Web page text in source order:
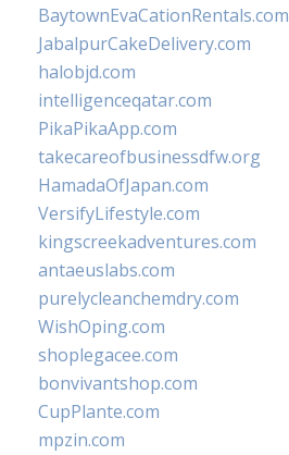
BaytownEvaCationRentals.com
JabalpurCakeDelivery.com
halobjd.com
intelligenceqatar.com
PikaPikaApp.com
takecareofbusinessdfw.org
HamadaOfJapan.com
VersifyLifestyle.com
kingscreekadventures.com
antaeuslabs.com
purelycleanchemdry.com
WishOping.com
shoplegacee.com
bonvivantshop.com
CupPlante.com
mpzin.com